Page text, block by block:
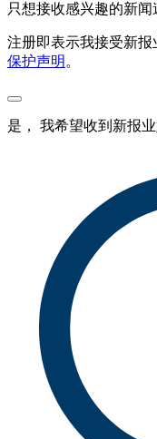
只想接收感兴趣的新闻
注册即表示我接受新
保护声明。
是， 我希望收到新报